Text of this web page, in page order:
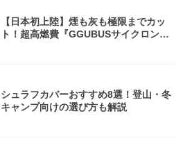
【日本初上陸】煙も灰も極限までカッ
ト！超高燃費『GGUBUSサイクロン焚
シュラフカバーおすすめ8選！登山・冬
キャンプ向けの選び方も解説